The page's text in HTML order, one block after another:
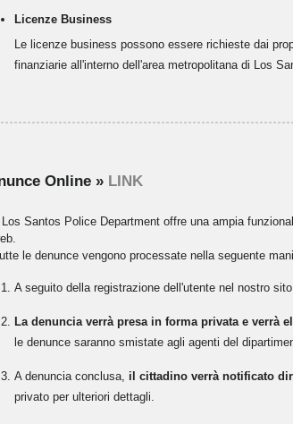
Licenze Business
Le licenze business possono essere richieste dai
finanziarie all'interno dell'area metropolitana di Los
Online » LINK
Santos Police Department offre una ampia
le denunce vengono processate nella seguente
A seguito della registrazione dell'utente nel nostro
La denuncia verrà presa in forma privata e verrà
le denunce saranno smistate agli agenti del
A denuncia conclusa, il cittadino verrà notificato
privato per ulteriori dettagli.